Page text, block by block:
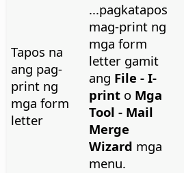
Tapos na
ang pag-
print ng
mga form
letter
...pagkatapos
mag-print ng
mga form
letter gamit
ang File - I-
printoMga
Tool - Mail
Merge
Wizard mga
menu.